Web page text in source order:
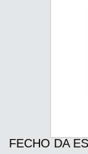
FECHO DA